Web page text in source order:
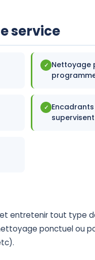
service
✓ Nettoyage
✓
supervisent
et entretenir tout type
ponctuel ou